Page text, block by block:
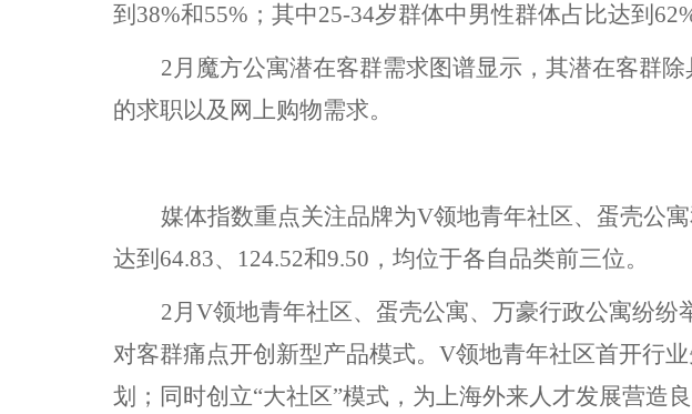
到38%和55%；其中25-34岁群体中男性群体占比达到
2月魔方公寓潜在客群需求图谱显示，其潜在客群
的求职以及网上购物需求。
媒体指数重点关注品牌为V领地青年社区、蛋壳公
达到64.83、124.52和9.50，均位于各自品类前三位。
2月V领地青年社区、蛋壳公寓、万豪行政公寓纷
对客群痛点开创新型产品模式。V领地青年社区首开行
划；同时创立“大社区”模式，为上海外来人才发展营造